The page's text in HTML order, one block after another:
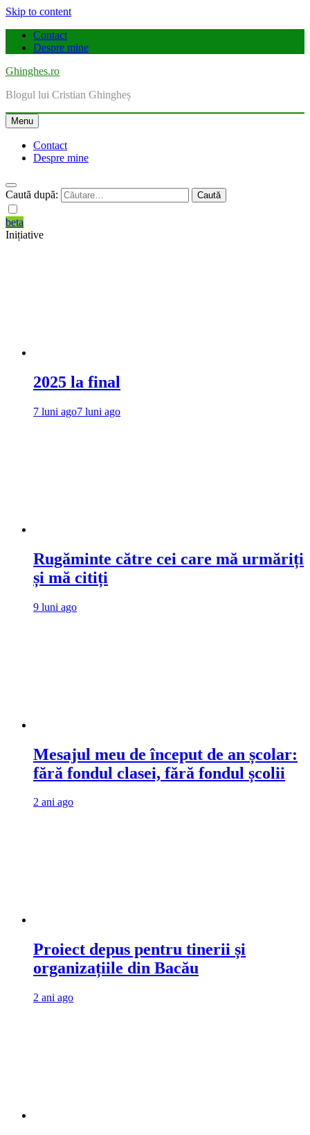
Skip to content
Contact
Despre mine
Ghinghes.ro
Blogul lui Cristian Ghingheș
Menu
Contact
Despre mine
Caută după:
beta
Inițiative
2025 la final
7 luni ago7 luni ago
Rugăminte către cei care mă urmăriți
și mă citiți
9 luni ago
Mesajul meu de început de an școlar:
fără fondul clasei, fără fondul școlii
2 ani ago
Proiect depus pentru tinerii și
organizațiile din Bacău
2 ani ago